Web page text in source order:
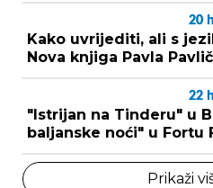
20 h
Kako uvrijediti, ali s
Nova knjiga Pavla
22 h
"Istrijan na Tinderu" u
baljanske noći" u Fortu
Prikaži